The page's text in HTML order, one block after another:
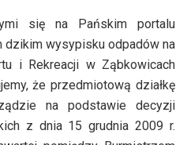
się na Pańskim portalu
dzikim wysypisku odpadów na
i Rekreacji w Ząbkowicach
że przedmiotową działkę
na podstawie decyzji
z dnia 15 grudnia 2009 r.